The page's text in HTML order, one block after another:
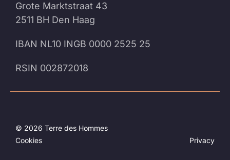
Grote Marktstraat 43
2511 BH Den Haag
IBAN NL10 INGB 0000 2525 25
RSIN 002872018
© 2026 Terre des Hommes
Cookies
Privacy